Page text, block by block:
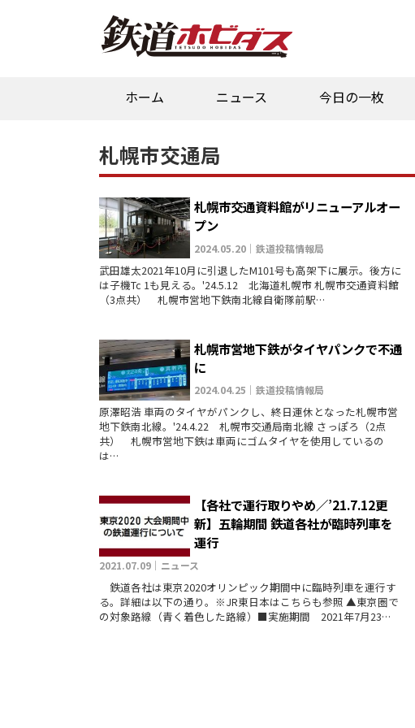
ホーム ニュース 今日の一枚
札幌市交通局
札幌市交通資料館がリニューアルオー
プン
2024.05.20｜鉄道投稿情報局
武田雄太2021年10月に引退したM101号も高架下に展示。後方に
は子機Tc 1も見える。'24.5.12 北海道札幌市 札幌市交通資料館
（3点共） 札幌市営地下鉄南北線自衛隊前駅…
札幌市営地下鉄がタイヤパンクで不通
に
2024.04.25｜鉄道投稿情報局
原澤昭浩 車両のタイヤがパンクし、終日運休となった札幌市営
地下鉄南北線。'24.4.22 札幌市交通局南北線 さっぽろ（2点
共） 札幌市営地下鉄は車両にゴムタイヤを使用しているの
は…
【各社で運行取りやめ／’21.7.12更
新】五輪期間 鉄道各社が臨時列車を
運行
2021.07.09｜ニュース
鉄道各社は東京2020オリンピック期間中に臨時列車を運行す
る。詳細は以下の通り。※JR東日本はこちらも参照 ▲東京圏で
の対象路線（青く着色した路線）■実施期間 2021年7月23…